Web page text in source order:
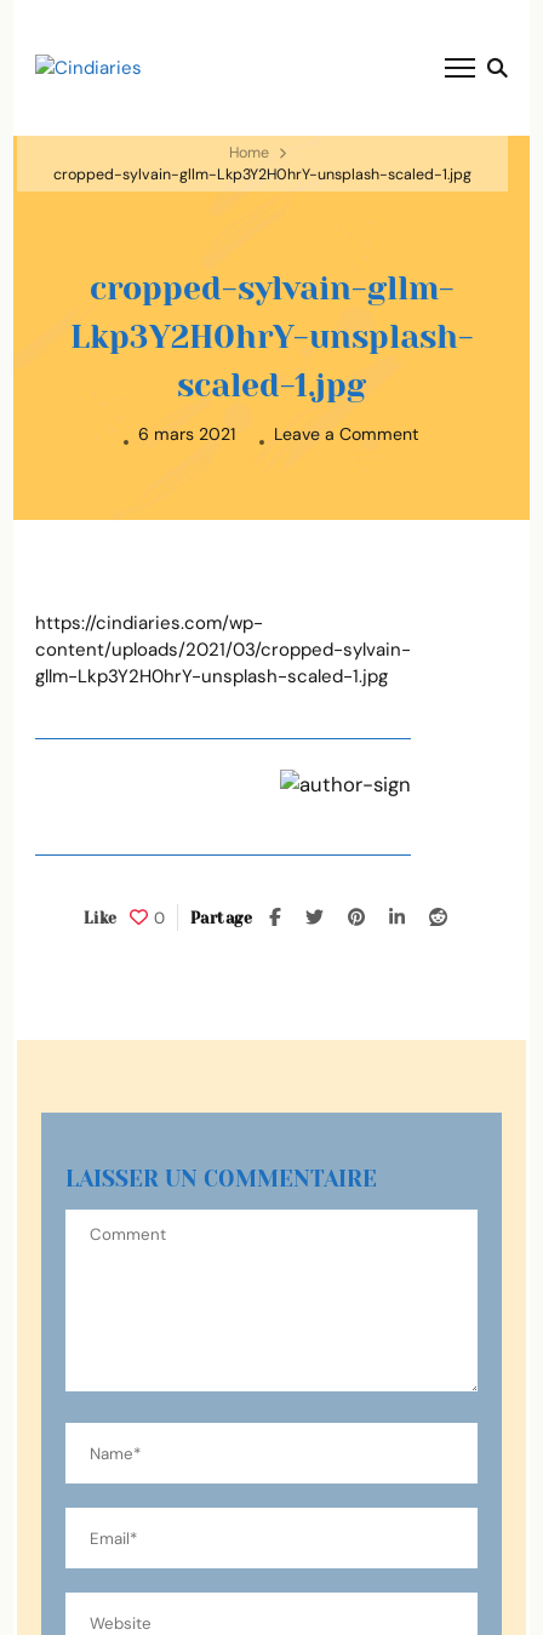
Home
cropped-sylvain-gllm-Lkp3Y2H0hrY-unsplash-scaled-1.jpg
cropped-sylvain-gllm-
Lkp3Y2H0hrY-unsplash-
scaled-1.jpg
6 mars 2021 Leave a Comment
0
Like Partage
https://cindiaries.com/wp-
content/uploads/2021/03/cropped-sylvain-
gllm-Lkp3Y2H0hrY-unsplash-scaled-1.jpg
LAISSER UN COMMENTAIRE